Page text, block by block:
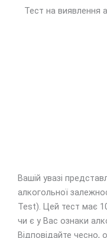
Тест на виявлення
Вашій увазі
алкогольної
Test). Цей тест має
чи є у Вас ознаки
Відповідайте чесно,